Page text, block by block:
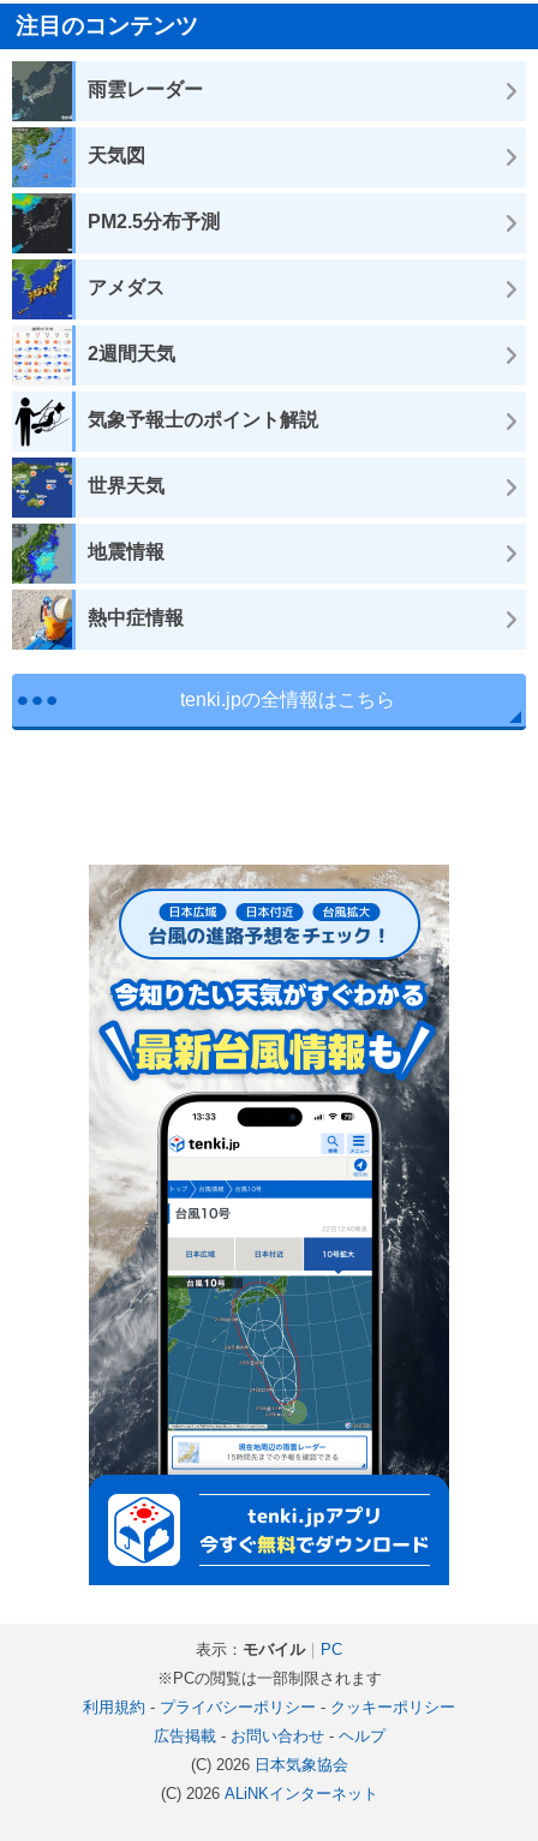
注目のコンテンツ
雨雲レーダー
天気図
PM2.5分布予測
アメダス
2週間天気
気象予報士のポイント解説
世界天気
地震情報
熱中症情報
tenki.jpの全情報はこちら
表示： モバイル｜ PC
※PCの閲覧は一部制限されます
利用規約 - プライバシーポリシー - クッキーポリシー
広告掲載- お問い合わせ- ヘルプ
(C) 2026 日本気象協会
(C) 2026 ALiNKインターネット